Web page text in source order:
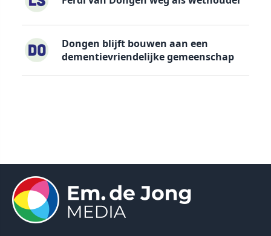
Dongen blijft bouwen aan een
dementievriendelijke gemeenschap